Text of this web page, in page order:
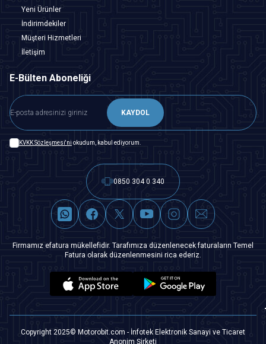
Yeni Ürünler
İndirimdekiler
Müşteri Hizmetleri
İletişim
E-Bülten Aboneliği
KAYDOL
KVKK Sözleşmesi'ni okudum, kabul ediyorum.
0850 304 0 340
Firmamız efatura mükellefidir. Tarafımıza düzenlenecek faturaların Temel
Fatura olarak düzenlenmesini rica ederiz.
Copyright 2025© Motorobit.com - İnfotek Elektronik Sanayi ve Ticaret
Anonim Şirketi